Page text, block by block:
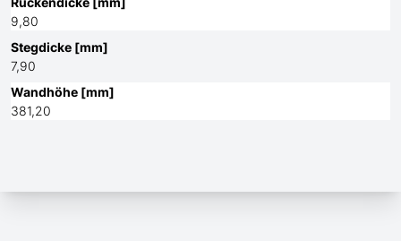
9,80
Stegdicke [mm]
7,90
Wandhöhe [mm]
381,20